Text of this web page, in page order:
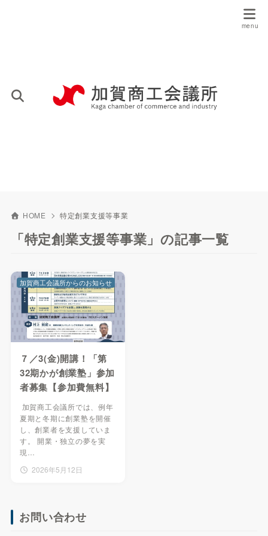
HOME 特定創業支援等事業
「特定創業支援等事業」の記事一覧
７／3(金)開講！「第
32期かが創業塾」参加
者募集【参加費無料】
加賀商工会議所では、例年
夏期と冬期に創業塾を開催
し、創業者を支援していま
す。 開業・独立の夢を実
現…
2026年5月12日
加賀商工会議所からのお知らせ
お問い合わせ